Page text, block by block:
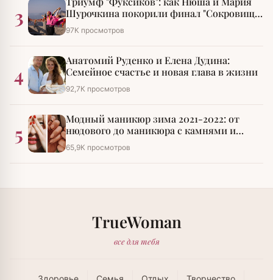
3
Шурочкина покорили финал "Сокровищ
императора"
97К просмотров
4
Анатомий Руденко и Елена Дудина:
Семейное счастье и новая глава в жизни
92,7К просмотров
5
Модный маникюр зима 2021-2022: от
нюдового до маникюра с камнями и
стразами
65,9К просмотров
TrueWoman
все для тебя